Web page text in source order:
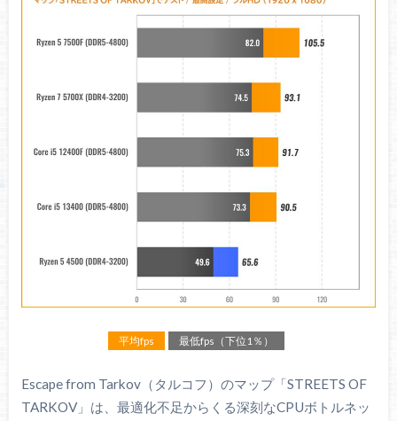
平均fps 最低fps（下位1％）
Escape from Tarkov（タルコフ）のマップ「STREETS OF
TARKOV」は、最適化不足からくる深刻なCPUボトルネッ